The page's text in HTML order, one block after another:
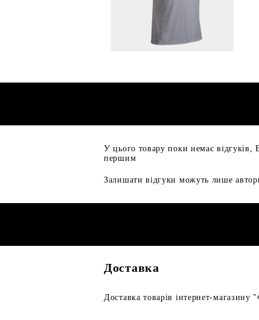
У цього товару поки немає
першим
Залишати відгуки можуть лише
Доставка
Доставка товарів інтернет-магазину